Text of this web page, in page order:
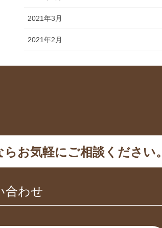
2021年3月
2021年2月
お気軽にご相談ください。
合わせ